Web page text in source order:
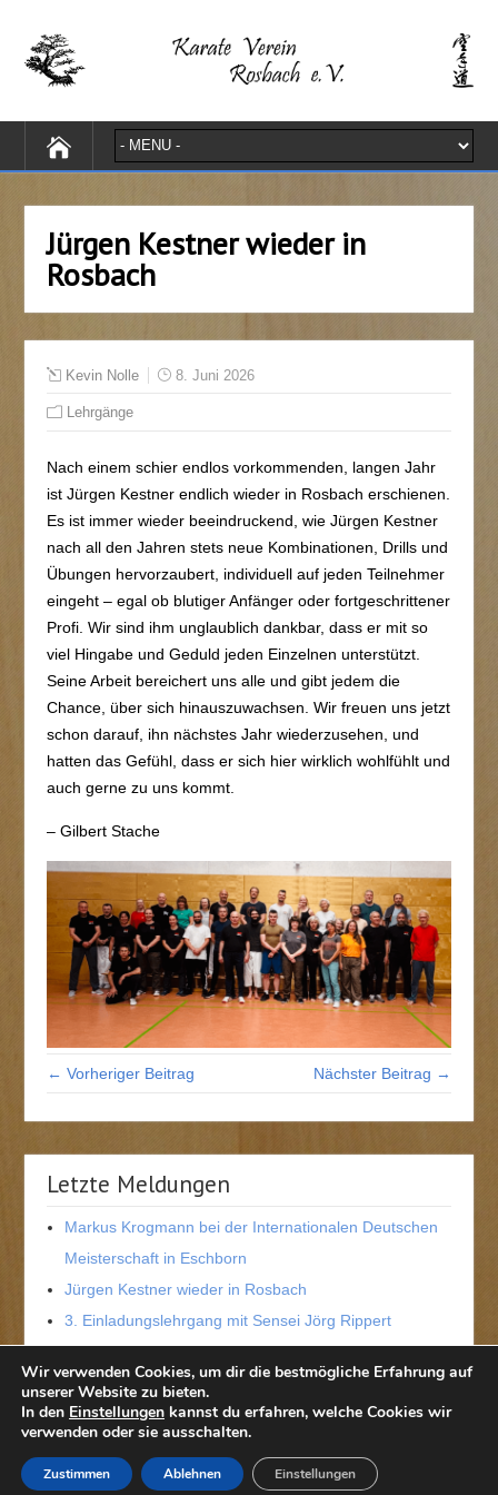
Jürgen Kestner wieder in
Rosbach
Kevin Nolle 8. Juni 2026
Lehrgänge
Nach einem schier endlos vorkommenden, langen Jahr
ist Jürgen Kestner endlich wieder in Rosbach erschienen.
Es ist immer wieder beeindruckend, wie Jürgen Kestner
nach all den Jahren stets neue Kombinationen, Drills und
Übungen hervorzaubert, individuell auf jeden Teilnehmer
eingeht – egal ob blutiger Anfänger oder fortgeschrittener
Profi. Wir sind ihm unglaublich dankbar, dass er mit so
viel Hingabe und Geduld jeden Einzelnen unterstützt.
Seine Arbeit bereichert uns alle und gibt jedem die
Chance, über sich hinauszuwachsen. Wir freuen uns jetzt
schon darauf, ihn nächstes Jahr wiederzusehen, und
hatten das Gefühl, dass er sich hier wirklich wohlfühlt und
auch gerne zu uns kommt.
– Gilbert Stache
← Vorheriger Beitrag Nächster Beitrag →
Letzte Meldungen
Markus Krogmann bei der Internationalen Deutschen
Meisterschaft in Eschborn
Jürgen Kestner wieder in Rosbach
3. Einladungslehrgang mit Sensei Jörg Rippert
Neue dritte Dan-Trägerin in der Wetterau
Hessische Meisterschaft 2026 in Mörlenbach
Wir verwenden Cookies, um dir die bestmögliche Erfahrung auf
unserer Website zu bieten.
In den Einstellungen kannst du erfahren, welche Cookies wir
verwenden oder sie ausschalten.
Zustimmen Ablehnen Einstellungen